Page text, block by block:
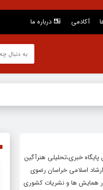
آکادمی درباره ما
خبری،تحلیلی هنرآگین
اسلامی خراسان رضوی
همایش ها و نشریات کشوری